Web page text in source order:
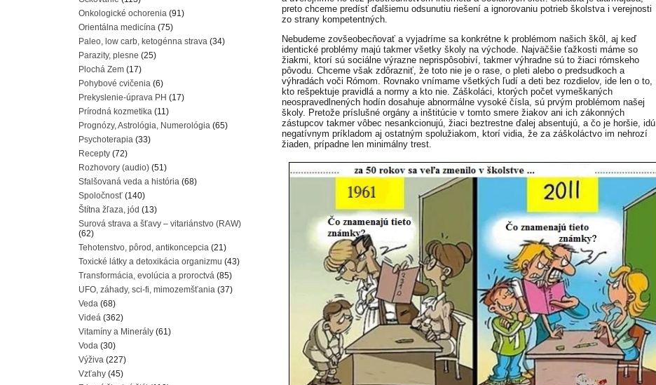
preto chceme predísť ďalšiemu odsunutiu riešení a ignorovaniu potrieb školstva i verejnosti
zo strany kompetentných.
Nebudeme zovšeobecňovať a vyjadríme sa konkrétne k problémom našich škôl, aj keď
identické problémy majú takmer všetky školy na východe. Najväčšie ťažkosti máme so
žiakmi, ktorí sú sociálne výrazne neprispôsobiví, takmer výhradne sú to žiaci rómskeho
pôvodu. Chceme však zdôrazniť, že toto nie je o rase, o pleti alebo o predsudkoch a
výhradách voči Rómom. Rovnako vnímame všetkých ľudí a deti bez rozdielov, ide len o to,
kto rešpektuje pravidlá a normy a kto nie. Záškoláci, ktorých počet vymeškaných
neospravedlnených hodín dosahuje abnormálne vysoké čísla, sú prvým problémom našej
školy. Pretože príslušné orgány a inštitúcie v tomto smere žiakov ani ich zákonných
zástupcov takmer vôbec nesankcionujú, žiaci beztrestne ďalej absentujú, a čo je horšie, idú
negatívnym príkladom aj ostatným spolužiakom, ktorí vidia, že za záškoláctvo im nehrozí
žiaden, prípadne len minimálny trest.
Onkologické ochorenia (91)
Orientálna medicína (75)
Paleo, low carb, ketogénna strava (34)
Parazity, plesne (25)
Plochá Zem (17)
Pohybové cvičenia (6)
Prekyslenie-úprava PH (17)
Prírodná kozmetika (11)
Prognózy, Astrológia, Numerológia (65)
Psychoterapia (33)
Recepty (72)
Rozhovory (audio) (51)
Sfalšovaná veda a história (68)
Spoločnosť (140)
Štítna žľaza, jód (13)
Surová strava a šťavy – vitariánstvo (RAW)
(62)
Tehotenstvo, pôrod, antikoncepcia (21)
Toxické látky a detoxikácia organizmu (43)
Transformácia, evolúcia a proroctvá (85)
UFO, záhady, sci-fi, mimozemšťania (37)
Veda (68)
Videá (362)
Vitamíny a Minerály (61)
Voda (30)
Výživa (227)
Vzťahy (45)